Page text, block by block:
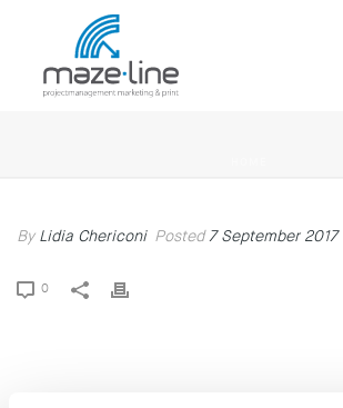
By Lidia Chericoni Posted7 September 2017
0